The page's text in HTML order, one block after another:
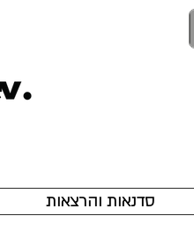
סדנאות והרצאות